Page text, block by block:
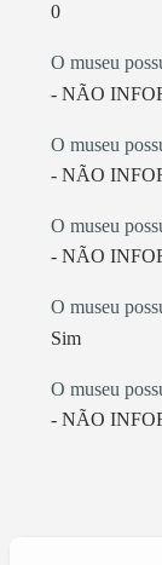
0
O museu
- NÃO
O museu
- NÃO
O museu
- NÃO
O museu
Sim
O museu
- NÃO